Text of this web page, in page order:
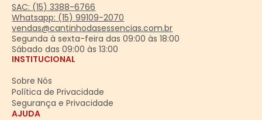
SAC: (15) 3388-6766
Whatsapp: (15) 99109-2070
vendas@cantinhodasessencias.com.br
Segunda à sexta-feira das 09:00 às 18:00
Sábado das 09:00 às 13:00
INSTITUCIONAL
Sobre Nós
Política de Privacidade
Segurança e Privacidade
AJUDA